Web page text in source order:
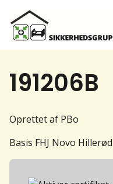
191206B
Oprettet af PBo
Basis FHJ Novo Hillerød